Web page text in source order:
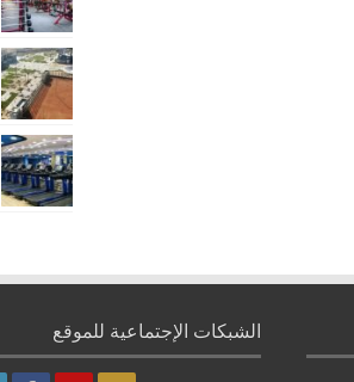
الشبكات الإجتماعية للموقع